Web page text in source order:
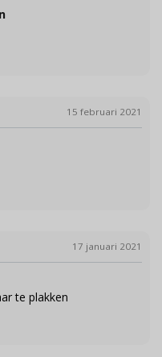
15 februari 2021
17 januari 2021
te plakken